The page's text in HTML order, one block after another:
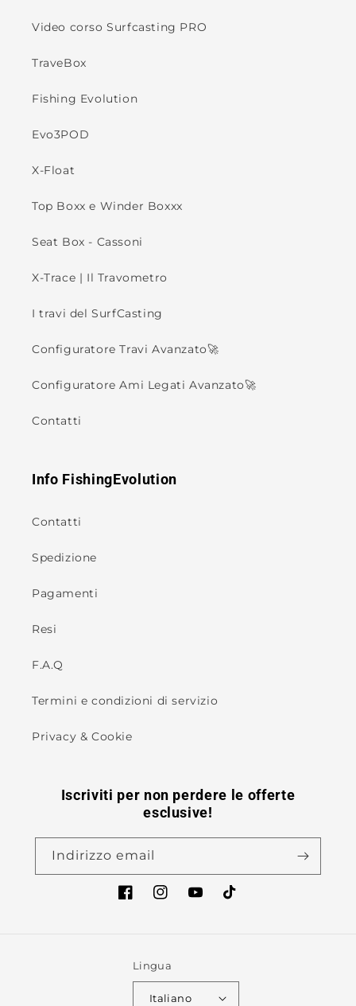
Video corso Surfcasting PRO
TraveBox
Fishing Evolution
Evo3POD
X-Float
Top Boxx e Winder Boxxx
Seat Box - Cassoni
X-Trace | Il Travometro
I travi del SurfCasting
Configuratore Travi Avanzato🚀
Configuratore Ami Legati Avanzato🚀
Contatti
Info FishingEvolution
Contatti
Spedizione
Pagamenti
Resi
F.A.Q
Termini e condizioni di servizio
Privacy & Cookie
Iscriviti per non perdere le offerte
esclusive!
Indirizzo email
FacebookInstagramYouTubeTikTok
Lingua
Italiano